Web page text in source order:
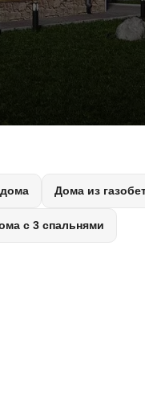
Дома из
с 3 спальнями